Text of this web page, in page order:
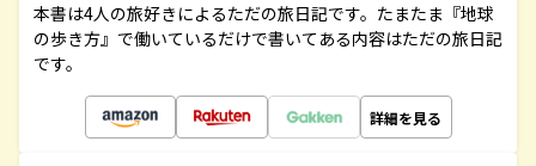
本書は4人の旅好きによるただの旅日記です。たまたま『地球
の歩き方』で働いているだけで書いてある内容はただの旅日記
です。
詳細を見る